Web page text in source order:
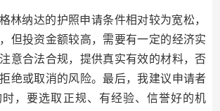
林纳达的护照申请条件相对较为宽松，
但投资金额较高，需要有一定的经济实
意合法合规，提供真实有效的材料，否
绝或取消的风险。最后，我建议申请者
，要选取正规、有经验、信誉好的机